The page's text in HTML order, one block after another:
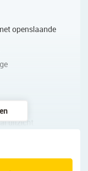
openslaande
uitzicht
extra